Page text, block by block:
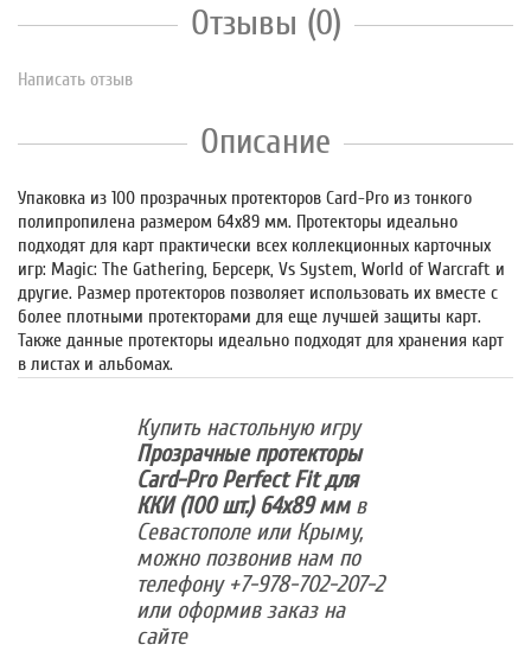
Отзывы (0)
Написать отзыв
Описание
Упаковка из 100 прозрачных протекторов Card-Pro из тонкого
полипропилена размером 64x89 мм. Протекторы идеально
подходят для карт практически всех коллекционных карточных
игр: Magic: The Gathering, Берсерк, Vs System, World of Warcraft и
другие. Размер протекторов позволяет использовать их вместе с
более плотными протекторами для еще лучшей защиты карт.
Также данные протекторы идеально подходят для хранения карт
в листах и альбомах.
Купить настольную игру
Прозрачные протекторы
Card-Pro Perfect Fit для
ККИ (100 шт.) 64x89 ммв
Севастополе или Крыму,
можно позвонив нам по
телефону +7-978-702-207-2
или оформив заказ на
сайте